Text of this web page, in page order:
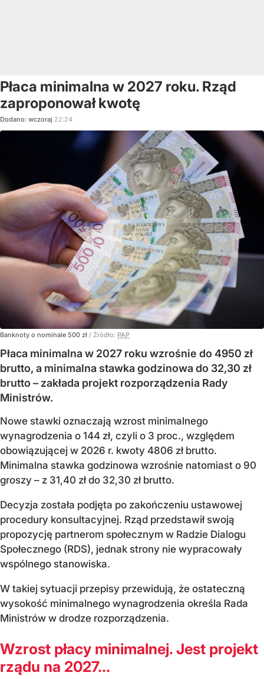
Płaca minimalna w 2027 roku. Rząd
zaproponował kwotę
Dodano: wczoraj 22:24
Banknoty o nominale 500 zł / Źródło: PAP
Płaca minimalna w 2027 roku wzrośnie do 4950 zł
brutto, a minimalna stawka godzinowa do 32,30 zł
brutto – zakłada projekt rozporządzenia Rady
Ministrów.
Nowe stawki oznaczają wzrost minimalnego
wynagrodzenia o 144 zł, czyli o 3 proc., względem
obowiązującej w 2026 r. kwoty 4806 zł brutto.
Minimalna stawka godzinowa wzrośnie natomiast o 90
groszy – z 31,40 zł do 32,30 zł brutto.
Decyzja została podjęta po zakończeniu ustawowej
procedury konsultacyjnej. Rząd przedstawił swoją
propozycję partnerom społecznym w Radzie Dialogu
Społecznego (RDS), jednak strony nie wypracowały
wspólnego stanowiska.
W takiej sytuacji przepisy przewidują, że ostateczną
wysokość minimalnego wynagrodzenia określa Rada
Ministrów w drodze rozporządzenia.
Wzrost płacy minimalnej. Jest projekt
rządu na 2027...